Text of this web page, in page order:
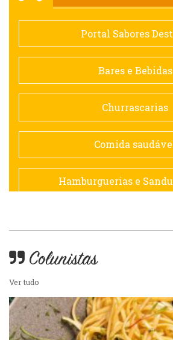
Comida
Contemporânea
Doceria
Espanhola
Francesa
Lanchonetes
Portal Sabores
Bares e Bebidas
Churrascarias
Comida
Hamburguerias e
Padarias e
Colunistas
Ver tudo